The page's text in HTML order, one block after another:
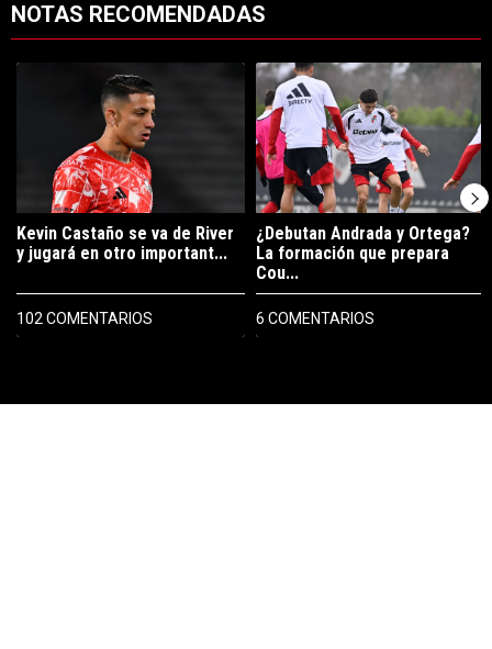
NOTAS RECOMENDADAS
Un artículo de tendencia con el título "Kevin Castaño se va de
Kevin Castaño se va de River
y jugará en otro important...
102 COMENTARIOS
Un artículo de tendencia con el
¿Debutan Andrada y Ortega?
La formación que prepara
Cou...
6 COMENTARIOS